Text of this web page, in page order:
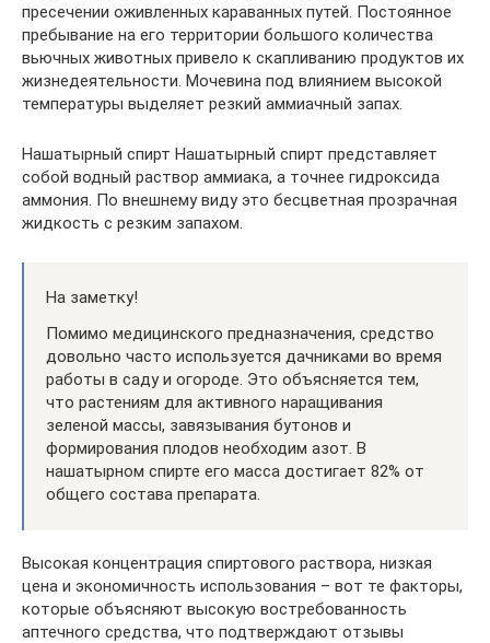
пресечении оживленных караванных путей. Постоянное
пребывание на его территории большого количества
вьючных животных привело к скапливанию продуктов их
жизнедеятельности. Мочевина под влиянием высокой
температуры выделяет резкий аммиачный запах.
Нашатырный спирт Нашатырный спирт представляет
собой водный раствор аммиака, а точнее гидроксида
аммония. По внешнему виду это бесцветная прозрачная
жидкость с резким запахом.
На заметку!
Помимо медицинского предназначения, средство
довольно часто используется дачниками во время
работы в саду и огороде. Это объясняется тем,
что растениям для активного наращивания
зеленой массы, завязывания бутонов и
формирования плодов необходим азот. В
нашатырном спирте его масса достигает 82% от
общего состава препарата.
Высокая концентрация спиртового раствора, низкая
цена и экономичность использования – вот те факторы,
которые объясняют высокую востребованность
аптечного средства, что подтверждают отзывы